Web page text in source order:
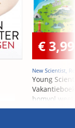
€ 3,99
New Scientist,
Young
bomvol
puzzels